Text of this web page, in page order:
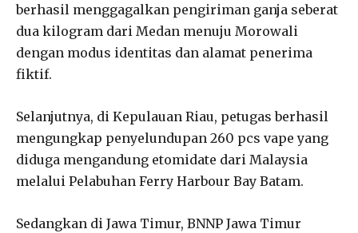
berhasil menggagalkan pengiriman ganja seberat
dua kilogram dari Medan menuju Morowali
dengan modus identitas dan alamat penerima
fiktif.
Selanjutnya, di Kepulauan Riau, petugas berhasil
mengungkap penyelundupan 260 pcs vape yang
diduga mengandung etomidate dari Malaysia
melalui Pelabuhan Ferry Harbour Bay Batam.
Sedangkan di Jawa Timur, BNNP Jawa Timur